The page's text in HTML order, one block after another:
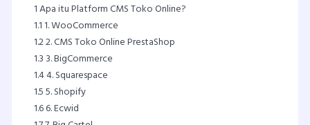
1Apa itu Platform CMS Toko Online?
1.11. WooCommerce
1.22. CMS Toko Online PrestaShop
1.3 3. BigCommerce
1.44. Squarespace
1.55. Shopify
1.66. Ecwid